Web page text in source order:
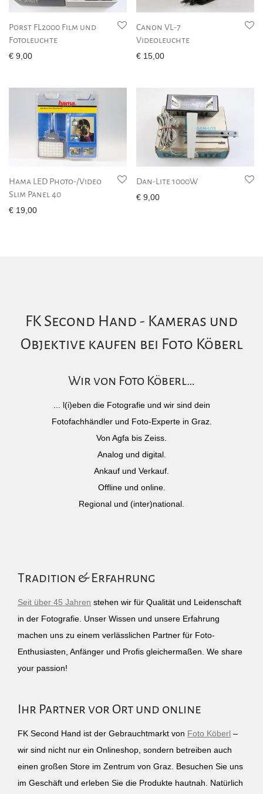
Porst FL2000 Film und
Fotoleuchte
€ 9,00
Canon VL-7
Videoleuchte
€ 15,00
Hama LED Photo-/Video
Slim Panel 40
€ 19,00
Dan-Lite 1000W
€ 9,00
FK Second Hand - Kameras und
Objektive kaufen bei Foto Köberl
Wir von Foto Köberl…
... l(i)eben die Fotografie und wir sind dein
Fotofachhändler und Foto-Experte in Graz.
Von Agfa bis Zeiss.
Analog und digital.
Ankauf und Verkauf.
Offline und online.
Regional und (inter)national.
Tradition & Erfahrung
Seit über 45 Jahren stehen wir für Qualität und Leidenschaft
in der Fotografie. Unser Wissen und unsere Erfahrung
machen uns zu einem verlässlichen Partner für Foto-
Enthusiasten, Anfänger und Profis gleichermaßen. We share
your passion!
Ihr Partner vor Ort und online
FK Second Hand ist der Gebrauchtmarkt von Foto Köberl –
wir sind nicht nur ein Onlineshop, sondern betreiben auch
einen großen Store im Zentrum von Graz. Besuchen Sie uns
im Geschäft und erleben Sie die Produkte hautnah. Natürlich